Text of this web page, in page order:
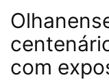
com